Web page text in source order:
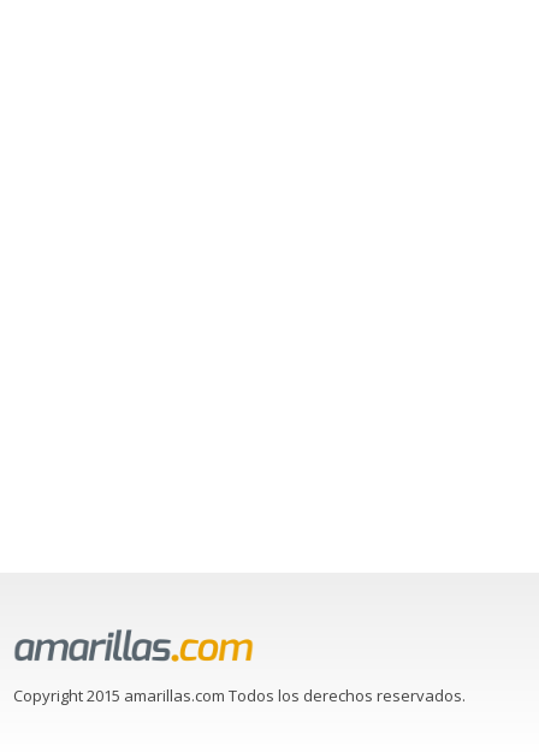
Copyright 2015 amarillas.com Todos los derechos reservados.